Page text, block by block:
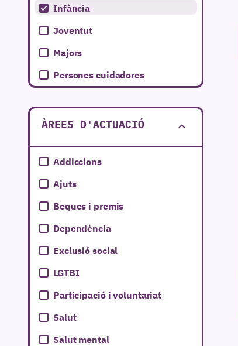
Infància
Joventut
Majors
Persones cuidadores
ÀREES D'ACTUACIÓ
Addiccions
Ajuts
Beques i premis
Dependència
Exclusió social
LGTBI
Participació i voluntariat
Salut
Salut mental